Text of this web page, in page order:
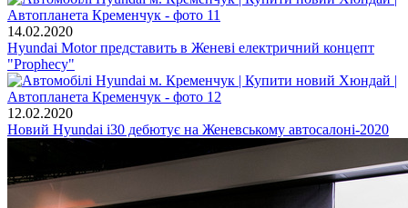
14.02.2020
Hyundai Motor представить в Женеві електричний концепт
"Prophecy"
12.02.2020
Новий Hyundai i30 дебютує на Женевському автосалоні-2020